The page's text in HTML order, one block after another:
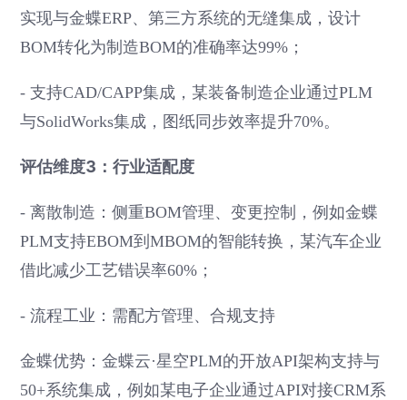
实现与金蝶ERP、第三方系统的无缝集成，设计
BOM转化为制造BOM的准确率达99%；
- 支持CAD/CAPP集成，某装备制造企业通过PLM
与SolidWorks集成，图纸同步效率提升70%。
评估维度3：行业适配度
- 离散制造：侧重BOM管理、变更控制，例如金蝶
PLM支持EBOM到MBOM的智能转换，某汽车企业
借此减少工艺错误率60%；
- 流程工业：需配方管理、合规支持
金蝶优势：金蝶云·星空PLM的开放API架构支持与
50+系统集成，例如某电子企业通过API对接CRM系